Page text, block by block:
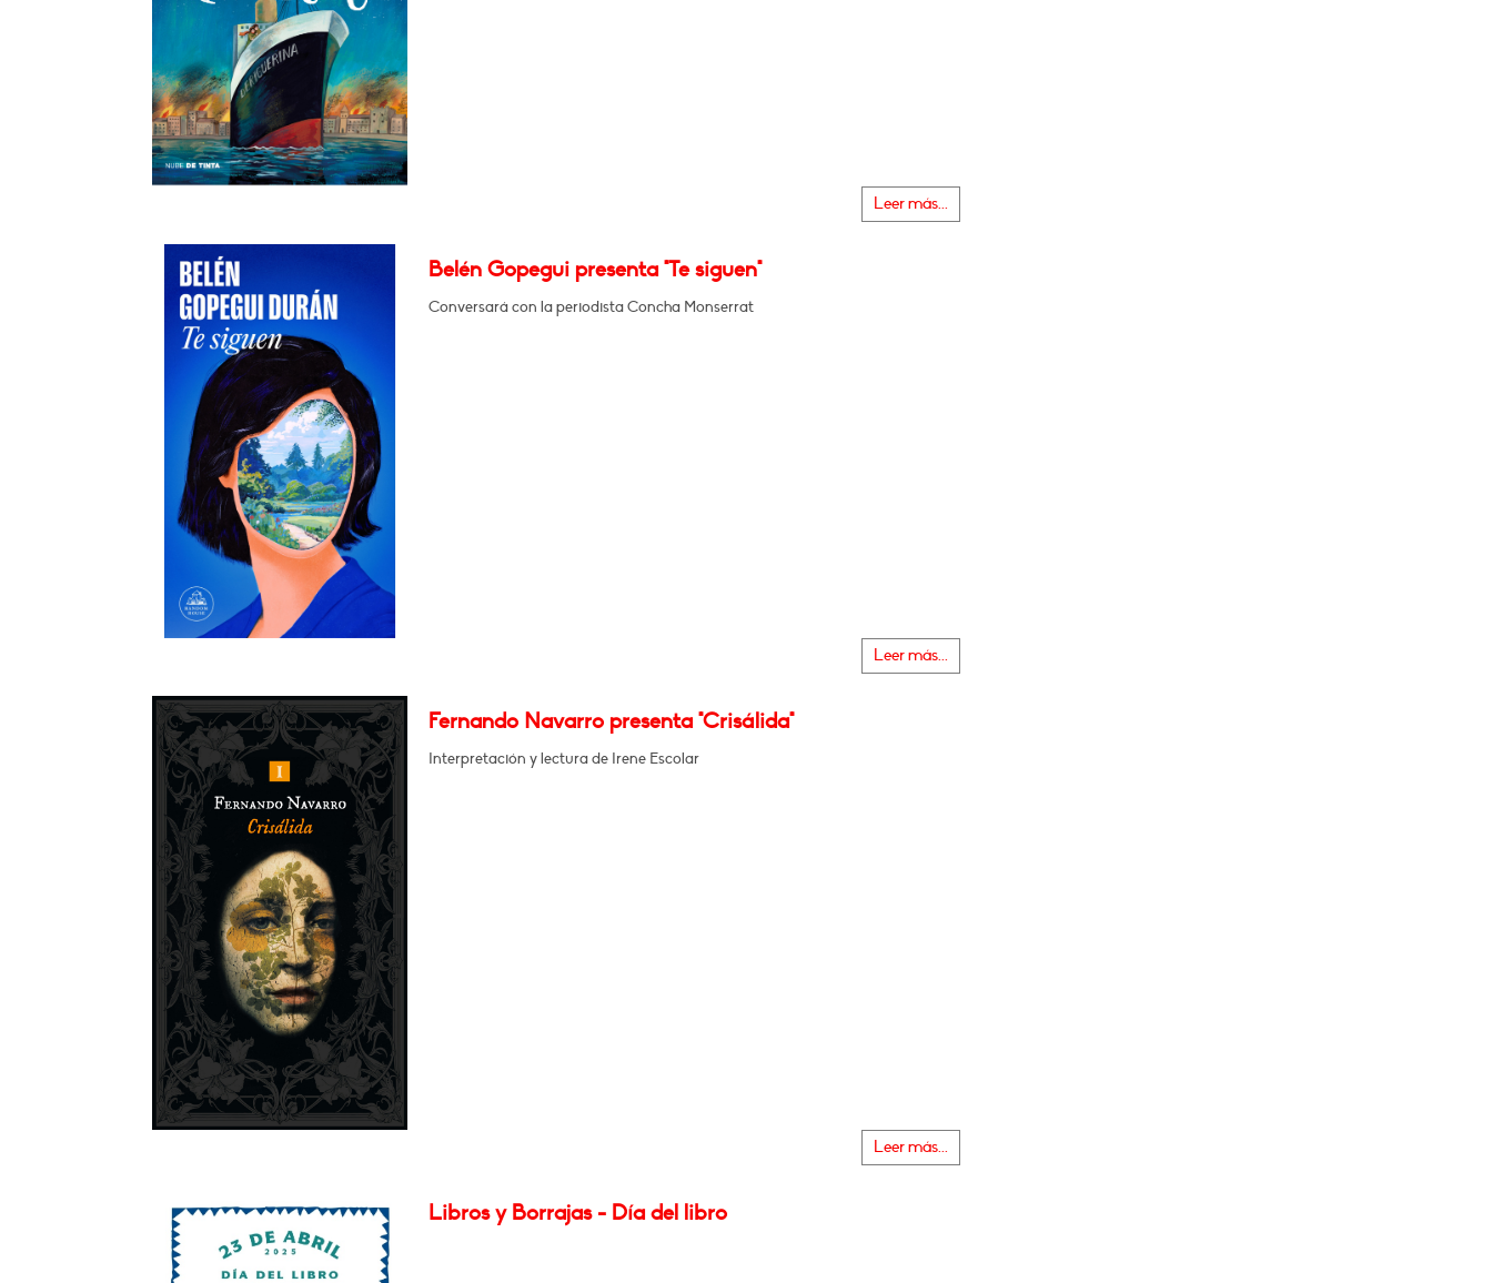
Leer más...
Belén Gopegui presenta "Te siguen"
Conversará con la periodista Concha Monserrat
Leer más...
Fernando Navarro presenta "Crisálida"
Interpretación y lectura de Irene Escolar
Leer más...
Libros y Borrajas - Día del libro